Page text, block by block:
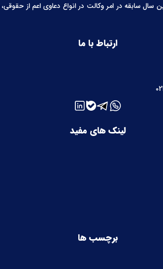
سابقه در امر وکالت در انواع دعاوی اعم از
لینک های مفید
برچسب ها
ارتباط با ما